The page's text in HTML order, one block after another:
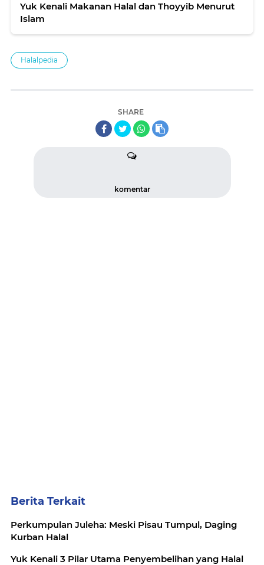
Yuk Kenali Makanan Halal dan Thoyyib Menurut
Islam
Halalpedia
SHARE
komentar
Berita Terkait
Perkumpulan Juleha: Meski Pisau Tumpul, Daging
Kurban Halal
Yuk Kenali 3 Pilar Utama Penyembelihan yang Halal